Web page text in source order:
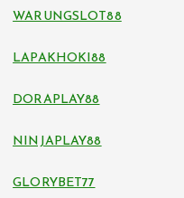
WARUNGSLOT88
LAPAKHOKI88
DORAPLAY88
NINJAPLAY88
GLORYBET77